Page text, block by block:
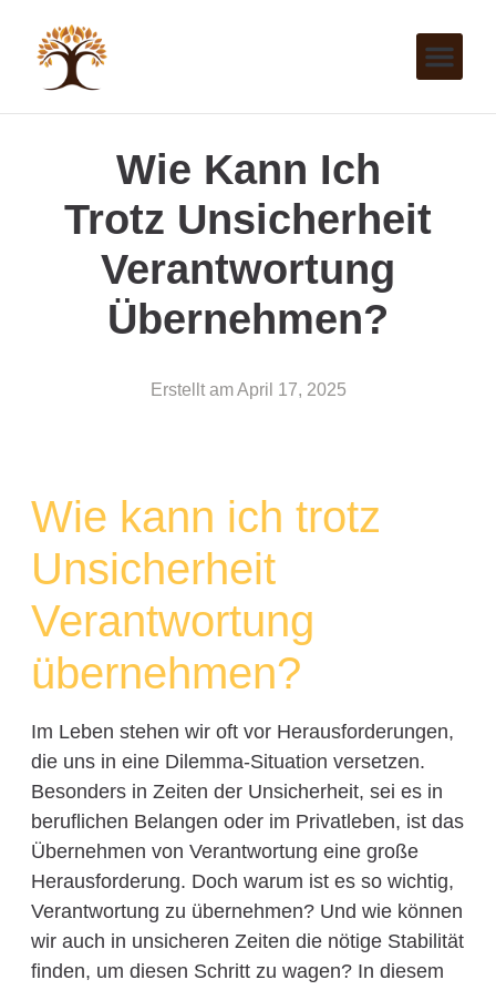
Wie Kann Ich
Trotz Unsicherheit
Verantwortung
Übernehmen?
Erstellt am April 17, 2025
Wie kann ich trotz
Unsicherheit
Verantwortung
übernehmen?
Im Leben stehen wir oft vor Herausforderungen,
die uns in eine Dilemma-Situation versetzen.
Besonders in Zeiten der Unsicherheit, sei es in
beruflichen Belangen oder im Privatleben, ist das
Übernehmen von Verantwortung eine große
Herausforderung. Doch warum ist es so wichtig,
Verantwortung zu übernehmen? Und wie können
wir auch in unsicheren Zeiten die nötige Stabilität
finden, um diesen Schritt zu wagen? In diesem